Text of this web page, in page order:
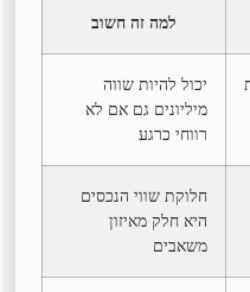
למה זה חשוב
יכול להיות שווה
מיליונים גם אם לא
רווחי כרגע
חלוקת שווי הנכסים
היא חלק מאיזון
משאבים